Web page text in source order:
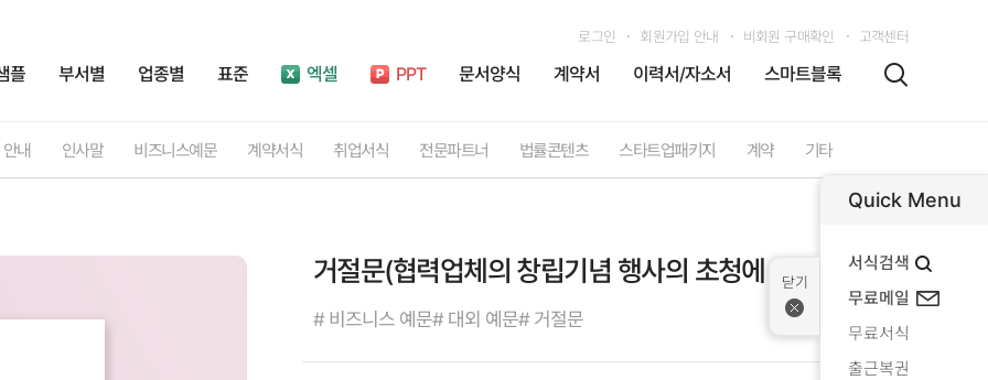
플 부서별 업종별 표준 엑셀 PPT 문서양식 계약서 이력서/자소서 스마트블록
로그인 회원가입 안내 비회원 구매확인 고객센터
안내 인사말 비즈니스예문 계약서식 취업서식 전문파트너 법률콘텐츠 스타트업패키지 계약 기타
거절문(협력업체의 창립기념 행사의 초청에 대해)
# 비즈니스 예문# 대외 예문# 거절문
Quick Menu
서식검색
무료메일
무료서식
출근복권